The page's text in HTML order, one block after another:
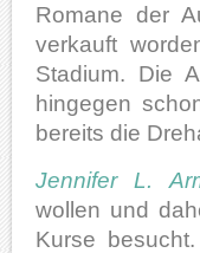
Romane der
verkauft
Stadium. Die
hingegen
bereits die
Jennifer L.
wollen und
Kurse